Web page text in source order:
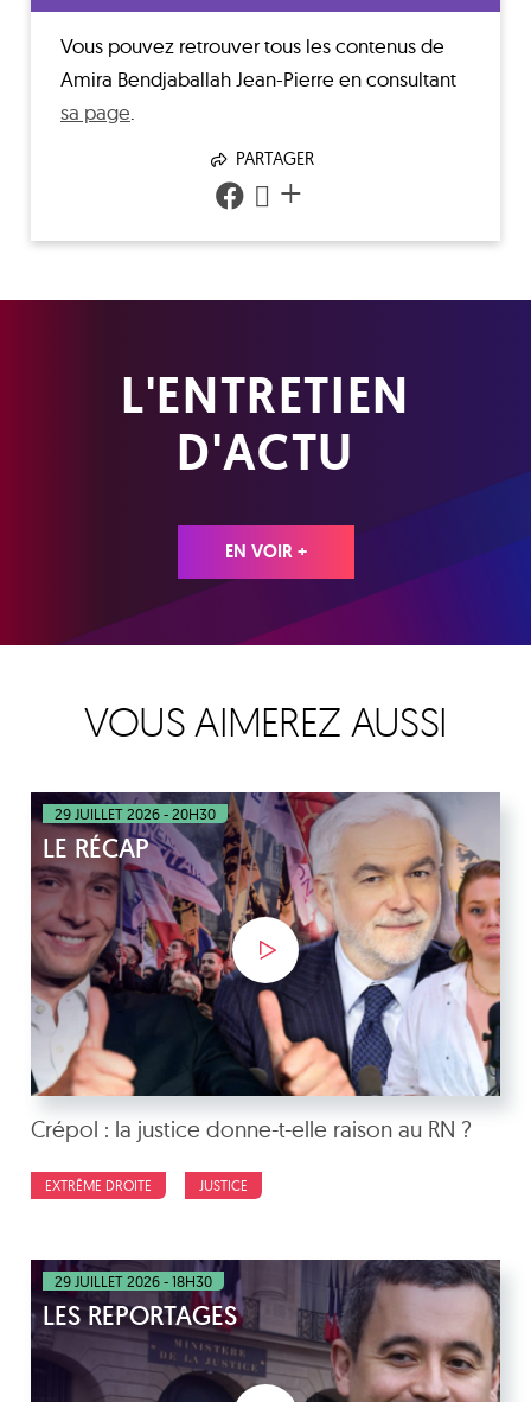
Vous pouvez retrouver tous les contenus de
Amira Bendjaballah Jean-Pierre en consultant
sa page
PARTAGER
+
L'ENTRETIEN
D'ACTU
EN VOIR +
VOUS AIMEREZ AUSSI
29 JUILLET 2026 - 20H30
LE RÉCAP
Crépol : la justice donne-t-elle raison au RN ?
EXTRÊME DROITE JUSTICE
29 JUILLET 2026 - 18H30
LES REPORTAGES